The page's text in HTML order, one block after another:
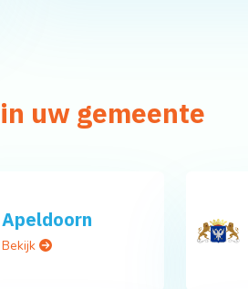
uw gemeente
Apeldoorn
Bekijk